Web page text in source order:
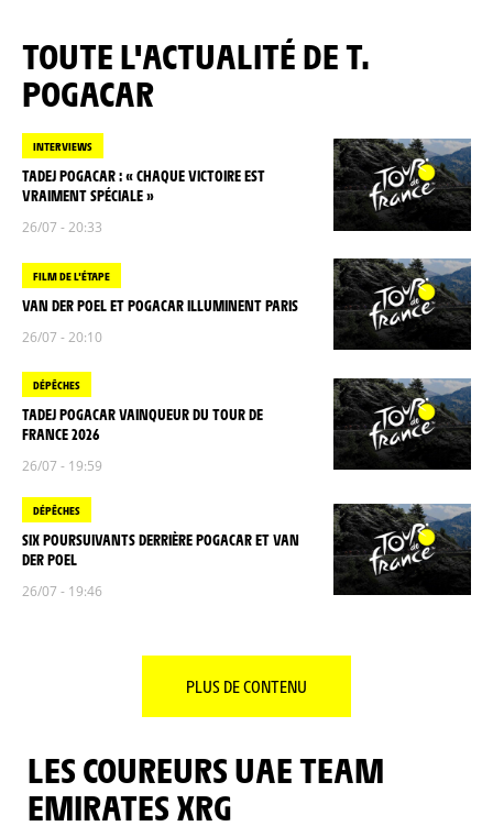
TOUTE L'ACTUALITÉ DE T.
POGACAR
INTERVIEWS
TADEJ POGACAR : « CHAQUE VICTOIRE EST
VRAIMENT SPÉCIALE »
26/07 - 20:33
FILM DE L'ÉTAPE
VAN DER POEL ET POGACAR ILLUMINENT PARIS
26/07 - 20:10
DÉPÊCHES
TADEJ POGACAR VAINQUEUR DU TOUR DE
FRANCE 2026
26/07 - 19:59
DÉPÊCHES
SIX POURSUIVANTS DERRIÈRE POGACAR ET VAN
DER POEL
26/07 - 19:46
PLUS DE CONTENU
LES COUREURS UAE TEAM
EMIRATES XRG